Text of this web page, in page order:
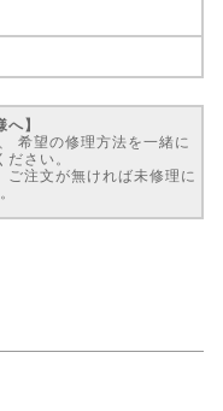
】
希望の修理方法を一緒に
さい。
注文が無ければ未修理に